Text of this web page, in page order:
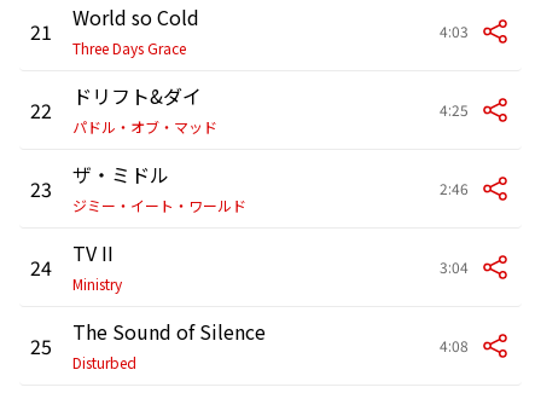
21 World so Cold
Three Days Grace
4:03
22 ドリフト&ダイ
パドル・オブ・マッド
4:25
23 ザ・ミドル
ジミー・イート・ワールド
2:46
24 TV II
Ministry
3:04
25 The Sound of Silence
Disturbed
4:08